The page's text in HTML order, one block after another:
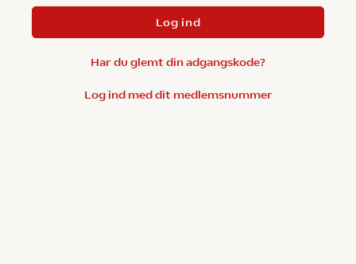
Log ind
Har du glemt din adgangskode?
Log ind med dit medlemsnummer